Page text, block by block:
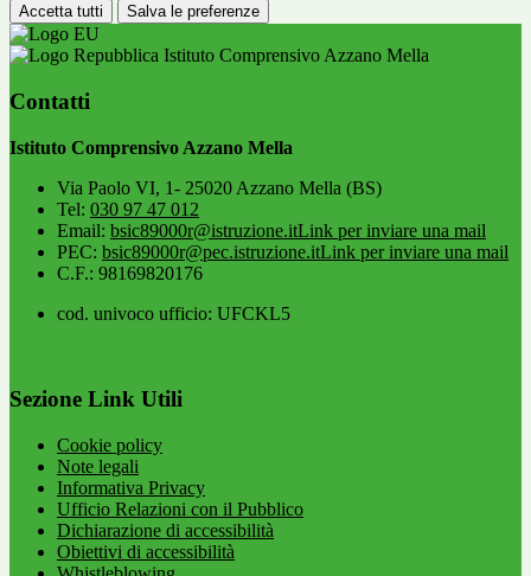
Accetta tutti Salva le preferenze
Istituto Comprensivo Azzano Mella
Contatti
Istituto Comprensivo Azzano Mella
Via Paolo VI, 1- 25020 Azzano Mella (BS)
Tel: 030 97 47 012
Email: bsic89000r@istruzione.itLink per inviare una mail
PEC: bsic89000r@pec.istruzione.itLink per inviare una mail
C.F.: 98169820176
cod. univoco ufficio: UFCKL5
Sezione Link Utili
Cookie policy
Note legali
Informativa Privacy
Ufficio Relazioni con il Pubblico
Dichiarazione di accessibilità
Obiettivi di accessibilità